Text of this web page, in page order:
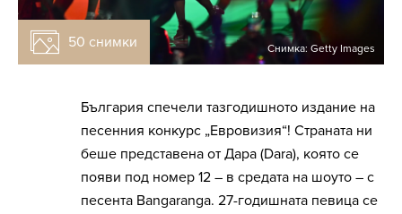
50 снимки Снимка: Getty Images
България спечели тазгодишното издание на
песенния конкурс „Евровизия“! Страната ни
беше представена от Дара (Dara), която се
появи под номер 12 – в средата на шоуто – с
песента Bangaranga. 27-годишната певица се